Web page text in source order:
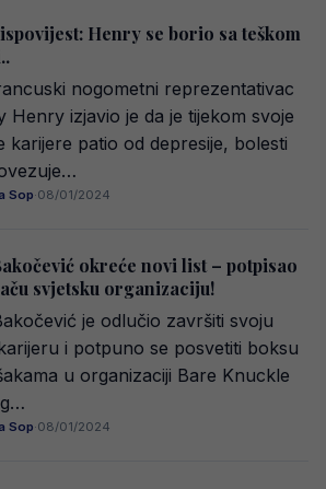
Henry se borio sa teškom
nogometni reprezentativac
Henry izjavio je da je tijekom svoje
karijere patio od depresije, bolesti
Sop·08/01/2024
okreće novi list – potpisao
svjetsku organizaciju!
je odlučio završiti svoju
i potpuno se posvetiti boksu
u organizaciji Bare Knuckle
Sop·08/01/2024